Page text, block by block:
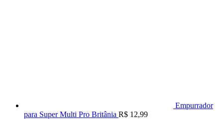
Empurrador
para Super Multi Pro Britânia R$ 12,99